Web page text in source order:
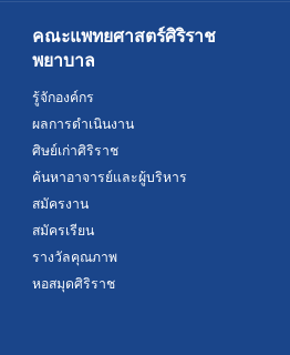
คณะแพทยศาสตร์ศิริราช
พยาบาล
รู้จักองค์กร
ผลการดำเนินงาน
ศิษย์เก่าศิริราช
ค้นหาอาจารย์และผู้บริหาร
สมัครงาน
สมัครเรียน
รางวัลคุณภาพ
หอสมุดศิริราช